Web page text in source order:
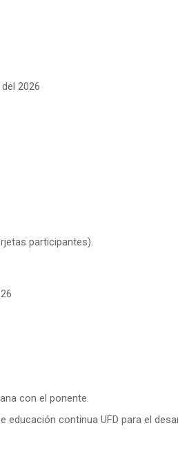
2026
participantes).
con el ponente.
continua UFD para el